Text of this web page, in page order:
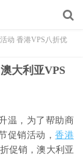
动 香港VPS八折优
大利亚VPS
温，为了帮助商
促销活动，香港
促销，澳大利亚